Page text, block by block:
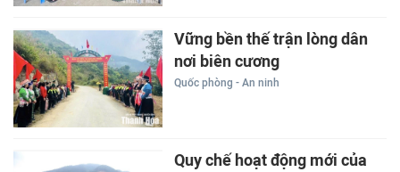
Vững bền thế trận lòng dân
nơi biên cương
Quốc phòng - An ninh
Quy chế hoạt động mới của